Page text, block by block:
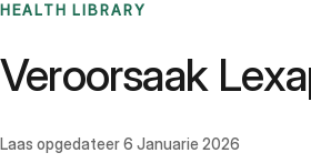
HEALTH LIBRARY
Veroorsaak
Laas opgedateer6 Januarie 2026